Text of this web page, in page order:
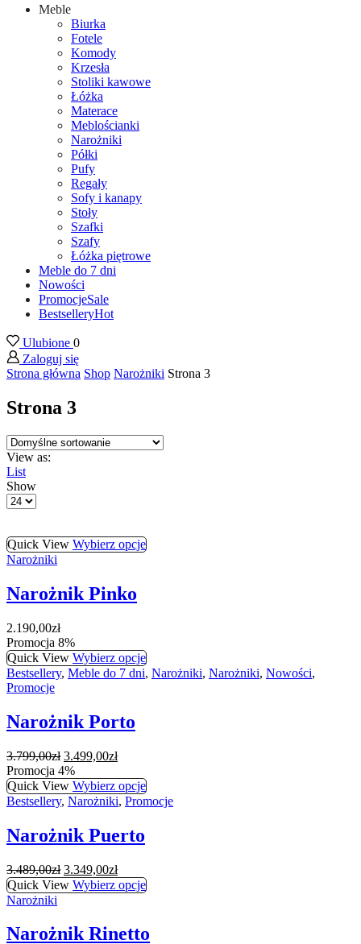
Meble
Biurka
Fotele
Komody
Krzesła
Stoliki kawowe
Łóżka
Materace
Meblościanki
Narożniki
Półki
Pufy
Regały
Sofy i kanapy
Stoły
Szafki
Szafy
Łóżka piętrowe
Meble do 7 dni
Nowości
PromocjeSale
BestselleryHot
Ulubione 0
Zaloguj się
Strona główna Shop Narożniki Strona 3
Strona 3
View as:
List
Show
Products
Quick View Wybierz opcje
Narożniki
Narożnik Pinko
2.190,00zł
Promocja 8%
Quick View Wybierz opcje
Bestsellery, Meble do 7 dni, Narożniki, Narożniki, Nowości,
Promocje
Narożnik Porto
3.799,00zł Pierwotna
cena
wynosiła:
3.799,00zł.
3.499,00złAktualna
wynosi:
3.499,00zł.
Promocja 4%
Quick View Wybierz opcje
Bestsellery, Narożniki, Promocje
Narożnik Puerto
3.489,00zł Pierwotna
cena
wynosiła:
3.349,00złAktualna
cena
wynosi:
Quick View Wybierz opcje
Narożniki
Narożnik Rinetto